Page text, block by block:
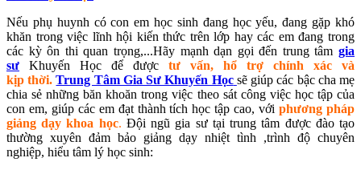
Nếu phụ huynh có con em học sinh đang học yếu, đang gặp khó
khăn trong việc lĩnh hội kiến thức trên lớp hay các em đang trong
các kỳ ôn thi quan trọng,...Hãy mạnh dạn gọi đến trung tâm gia
sư Khuyến Học để được tư vấn, hổ trợ chính xác và
kịp thời. Trung Tâm Gia Sư Khuyến Học sẽ giúp các bậc cha mẹ
chia sẻ những băn khoăn trong việc theo sát công việc học tập của
con em, giúp các em đạt thành tích học tập cao, vớiphương pháp
giảng dạy khoa học. Đội ngũ gia sư tại trung tâm được đào tạo
thường xuyên đảm bảo giảng dạy nhiệt tình ,trình độ chuyên
nghiệp, hiểu tâm lý học sinh: